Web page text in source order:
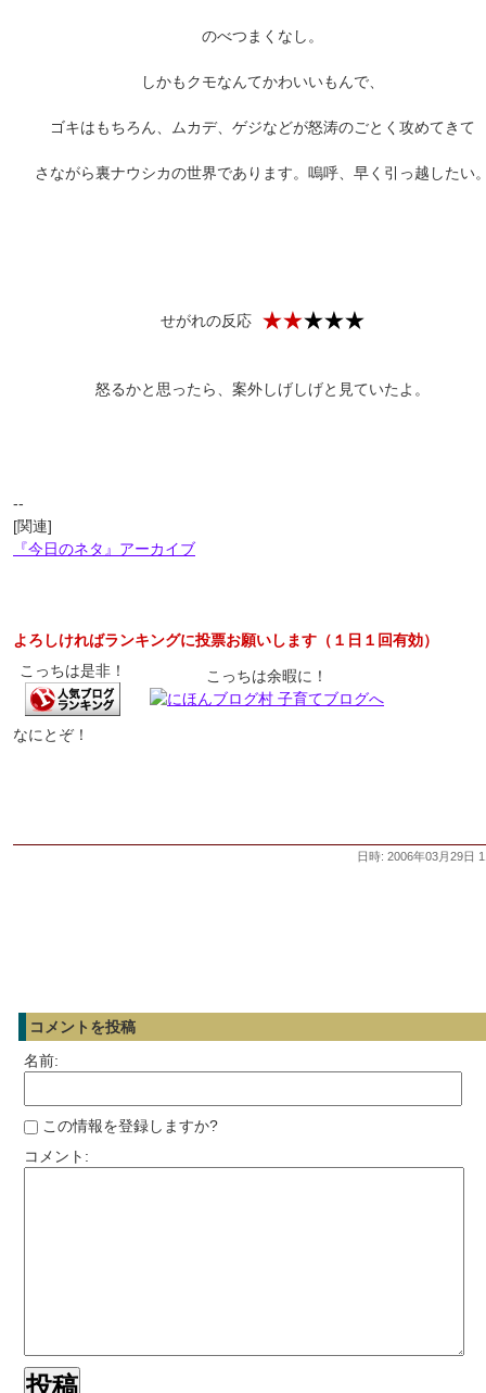
のべつまくなし。
しかもクモなんてかわいいもんで、
ゴキはもちろん、ムカデ、ゲジなどが怒涛のごとく攻めてきて
さながら裏ナウシカの世界であります。嗚呼、早く引っ越したい
せがれの反応
怒るかと思ったら、案外しげしげと見ていたよ。
--
[関連]
『今日のネタ』アーカイブ
よろしければランキングに投票お願いします（１日１回有効）
こっちは是非！
こっちは余暇に！
なにとぞ！
日時: 2006年03月29日
コメントを投稿
名前:
この情報を登録しますか?
コメント: